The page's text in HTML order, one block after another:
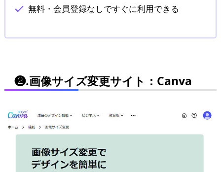
無料・会員登録なしですぐに利用できる
❷.画像サイズ変更サイト：Canva